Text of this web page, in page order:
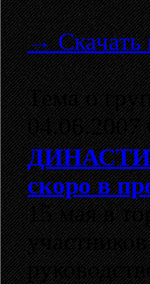
→ Скачать
Тема о
скоро в
15 мая в